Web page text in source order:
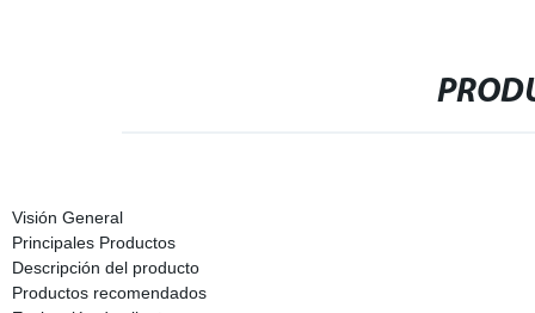
Visión General
Principales Productos
Descripción del producto
Productos recomendados